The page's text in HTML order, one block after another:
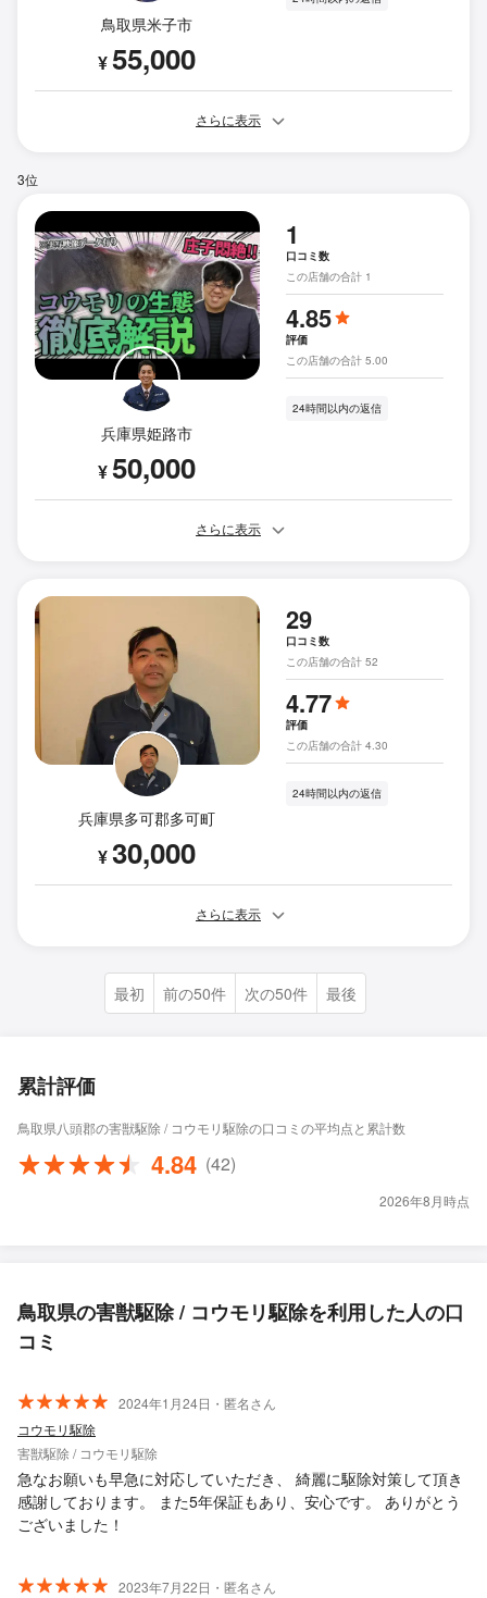
鳥取県米子市
¥55,000
さらに表示
3位
兵庫県姫路市
¥50,000
1
口コミ数
この店舗の合計 1
4.85
評価
この店舗の合計 5.00
24時間以内の返信
さらに表示
兵庫県多可郡多可町
¥30,000
29
口コミ数
この店舗の合計 52
4.77
評価
この店舗の合計 4.30
24時間以内の返信
さらに表示
最初 前の50件 次の50件 最後
累計評価
鳥取県八頭郡の害獣駆除 / コウモリ駆除の口コミの平均点と累計数
4.84 (42)
2026年8月時点
鳥取県の害獣駆除 / コウモリ駆除を利用した人の口
コミ
2024年1月24日・匿名さん
コウモリ駆除
害獣駆除 / コウモリ駆除
急なお願いも早急に対応していただき、 綺麗に駆除対策して頂き
感謝しております。 また5年保証もあり、安心です。 ありがとう
ございました！
2023年7月22日・匿名さん